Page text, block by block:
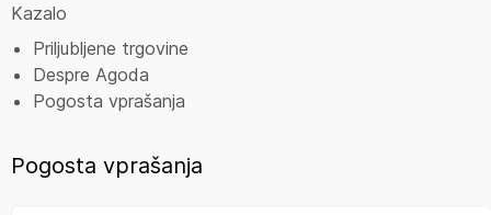
Kazalo
Priljubljene trgovine
Despre Agoda
Pogosta vprašanja
Pogosta vprašanja